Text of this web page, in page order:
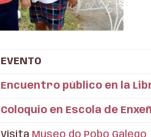
EVENTO
Encuentro público en la
Coloquio en Escola de